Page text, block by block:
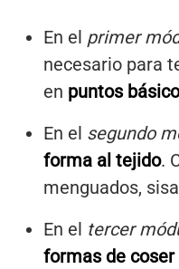
En el primer
necesario para
en puntos
En el segundo
forma al tejido.
menguados,
En el tercer
formas de